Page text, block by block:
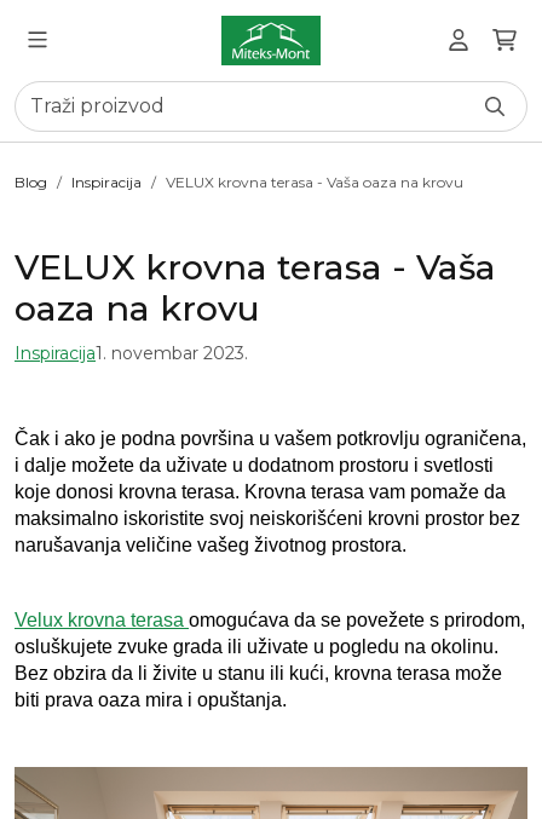
Blog Inspiracija VELUX krovna terasa - Vaša oaza na krovu
VELUX krovna terasa - Vaša
oaza na krovu
Inspiracija1. novembar 2023.
Čak i ako je podna površina u vašem potkrovlju ograničena,
i dalje možete da uživate u dodatnom prostoru i svetlosti
koje donosi krovna terasa. Krovna terasa vam pomaže da
maksimalno iskoristite svoj neiskorišćeni krovni prostor bez
narušavanja veličine vašeg životnog prostora.
Velux krovna terasa omogućava da se povežete s prirodom,
osluškujete zvuke grada ili uživate u pogledu na okolinu.
Bez obzira da li živite u stanu ili kući, krovna terasa može
biti prava oaza mira i opuštanja.